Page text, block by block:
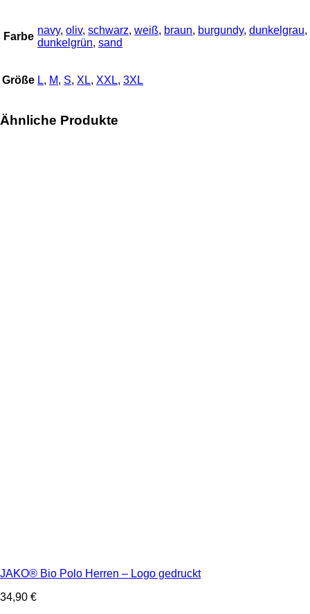
Farbe
navy, oliv, schwarz, weiß, braun, burgundy, dunkelgrau,
dunkelgrün, sand
Größe L, M, S, XL, XXL, 3XL
Ähnliche Produkte
JAKO® Bio Polo Herren – Logo gedruckt
34,90 €